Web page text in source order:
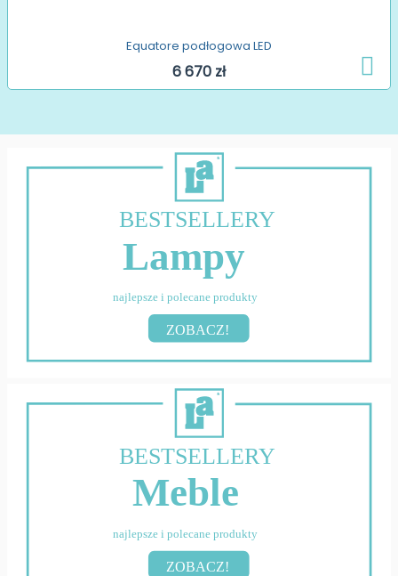
Equatore podłogowa LED
6 670 zł
BESTSELLERY
Lampy
najlepsze i polecane produkty
ZOBACZ!
BESTSELLERY
Meble
najlepsze i polecane produkty
ZOBACZ!